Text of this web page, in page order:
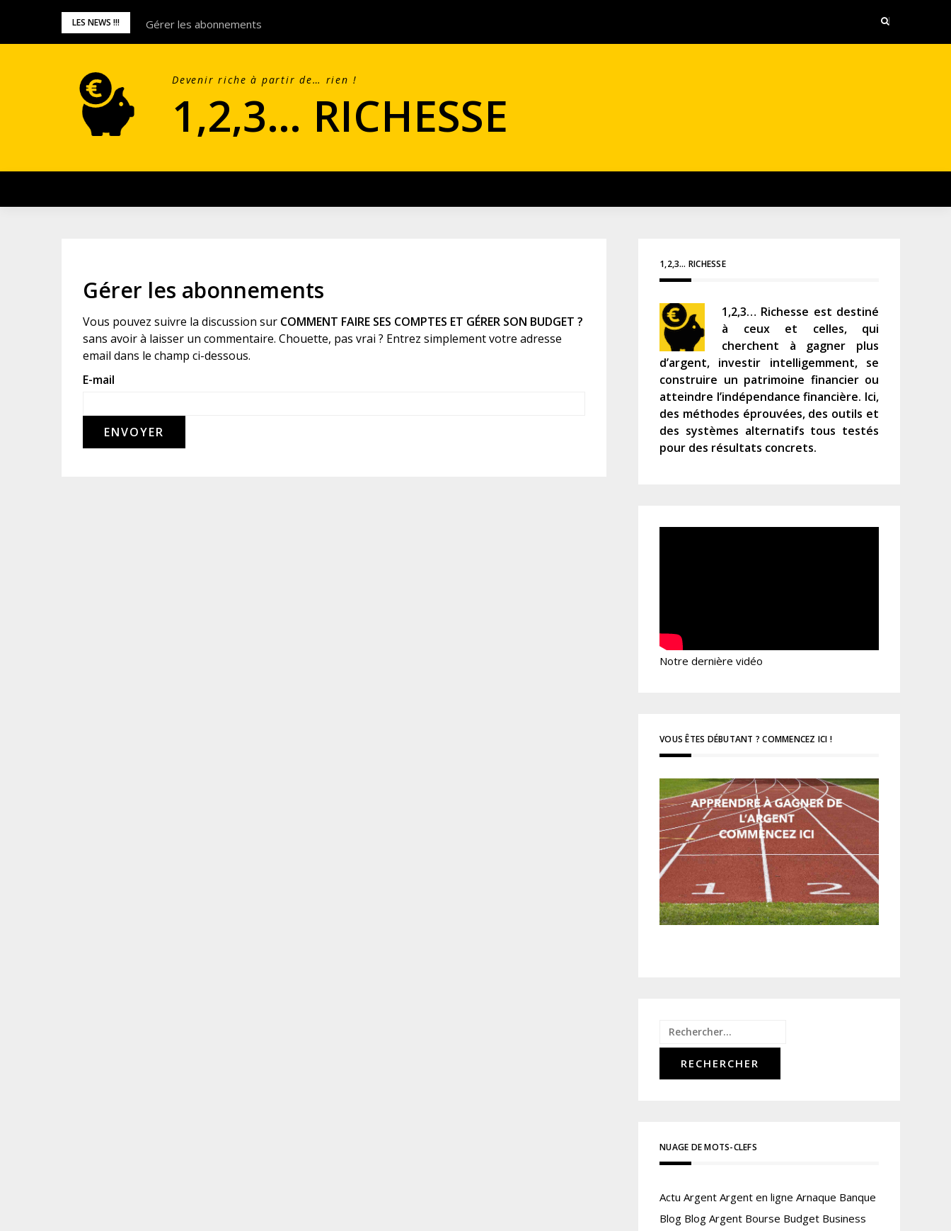
LES NEWS !!! Gérer les abonnements
Devenir riche à partir de… rien !
1,2,3… RICHESSE
Gérer les abonnements
Vous pouvez suivre la discussion sur COMMENT FAIRE SES COMPTES ET GÉRER SON BUDGET ?
sans avoir à laisser un commentaire. Chouette, pas vrai ? Entrez simplement votre adresse
email dans le champ ci-dessous.
E-mail
1,2,3… RICHESSE
1,2,3… Richesse est destiné
à ceux et celles, qui
cherchent à gagner plus
d’argent, investir intelligemment, se
construire un patrimoine financier ou
atteindre l’indépendance financière. Ici,
des méthodes éprouvées, des outils et
des systèmes alternatifs tous testés
pour des résultats concrets.
Notre dernière vidéo
VOUS ÊTES DÉBUTANT ? COMMENCEZ ICI !
Rechercher :
NUAGE DE MOTS-CLEFS
Actu Argent Argent en ligne Arnaque Banque
Blog Blog Argent Bourse Budget Business